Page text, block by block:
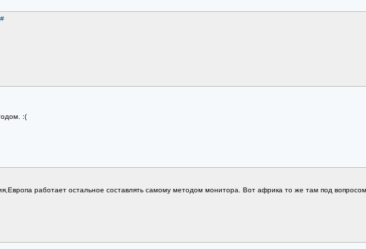
#
:(
работает остальное составлять самому методом монитора. Вот африка то же там под